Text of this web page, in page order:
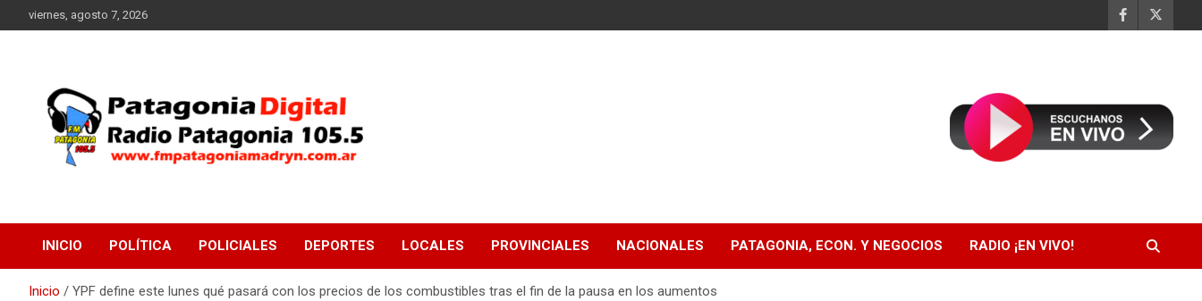
al
viernes, agosto 7, 2026
FM Patagonia Madryn
INICIO POLÍTICA POLICIALES DEPORTES LOCALES PROVINCIALES NACIONALES PATAGONIA, ECON. Y NEGOCIOS RADIO ¡EN VIVO!
Inicio YPF define este lunes qué pasará con los precios de los combustibles tras el fin de la pausa en los aumentos